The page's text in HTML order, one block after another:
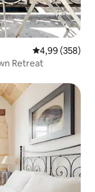
4,99 av 5 i
4,99 (358)
Retreat